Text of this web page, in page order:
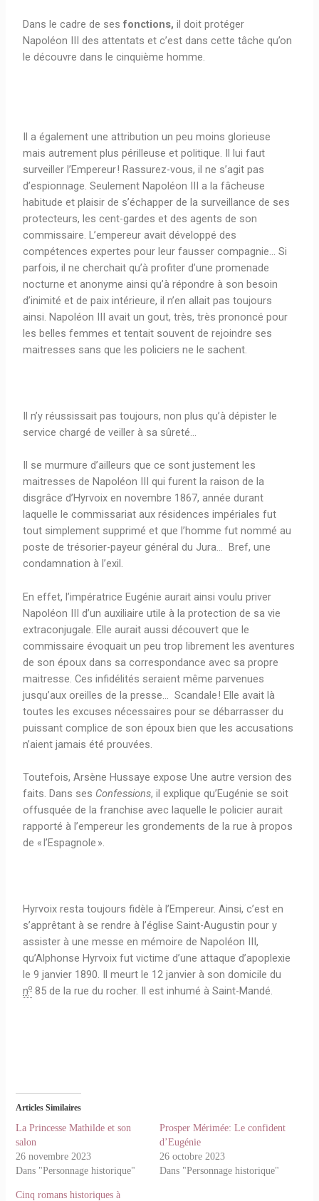
Dans le cadre de sesfonctions, il doit protéger
Napoléon III des attentats et c’est dans cette tâche qu’on
le découvre dans le cinquième homme.
Il a également une attribution un peu moins glorieuse
mais autrement plus périlleuse et politique. Il lui faut
surveiller l’Empereur ! Rassurez-vous, il ne s’agit pas
d’espionnage. Seulement Napoléon III a la fâcheuse
habitude et plaisir de s’échapper de la surveillance de ses
protecteurs, les cent-gardes et des agents de son
commissaire. L’empereur avait développé des
compétences expertes pour leur fausser compagnie… Si
parfois, il ne cherchait qu’à profiter d’une promenade
nocturne et anonyme ainsi qu’à répondre à son besoin
d’inimité et de paix intérieure, il n’en allait pas toujours
ainsi. Napoléon III avait un gout, très, très prononcé pour
les belles femmes et tentait souvent de rejoindre ses
maitresses sans que les policiers ne le sachent.
Il n’y réussissait pas toujours, non plus qu’à dépister le
service chargé de veiller à sa sûreté…
Il se murmure d’ailleurs que ce sont justement les
maitresses de Napoléon III qui furent la raison de la
disgrâce d’Hyrvoix en novembre 1867, année durant
laquelle le commissariat aux résidences impériales fut
tout simplement supprimé et que l’homme fut nommé au
poste de trésorier-payeur général du Jura… Bref, une
condamnation à l’exil.
En effet, l’impératrice Eugénie aurait ainsi voulu priver
Napoléon III d’un auxiliaire utile à la protection de sa vie
extraconjugale. Elle aurait aussi découvert que le
commissaire évoquait un peu trop librement les aventures
de son époux dans sa correspondance avec sa propre
maitresse. Ces infidélités seraient même parvenues
jusqu’aux oreilles de la presse… Scandale ! Elle avait là
toutes les excuses nécessaires pour se débarrasser du
puissant complice de son époux bien que les accusations
n’aient jamais été prouvées.
Toutefois, Arsène Hussaye expose Une autre version des
faits. Dans ses Confessions, il explique qu’Eugénie se soit
offusquée de la franchise avec laquelle le policier aurait
rapporté à l’empereur les grondements de la rue à propos
de « l’Espagnole ».
Hyrvoix resta toujours fidèle à l’Empereur. Ainsi, c’est en
s’apprêtant à se rendre à l’église Saint-Augustin pour y
assister à une messe en mémoire de Napoléon III,
qu’Alphonse Hyrvoix fut victime d’une attaque d’apoplexie
le9 janvier 1890. Il meurt le 12 janvier à son domicile du
no 85 de la rue du rocher. Il est inhumé à Saint-Mandé.
Articles Similaires
La Princesse Mathilde et son
salon
26 novembre 2023
Dans "Personnage historique"
Prosper Mérimée: Le confident
d’Eugénie
26 octobre 2023
Dans "Personnage historique"
Cinq romans historiques à